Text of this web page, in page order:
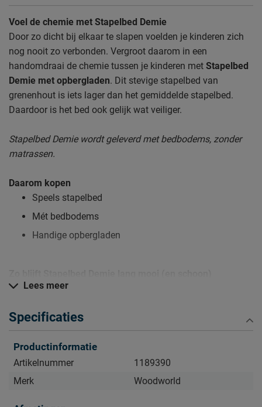
Voel de chemie met Stapelbed Demie
Door zo dicht bij elkaar te slapen voelden je kinderen zich
nog nooit zo verbonden. Vergroot daarom in een
handomdraai de chemie tussen je kinderen met Stapelbed
Demie met opbergladen. Dit stevige stapelbed van
grenenhout is iets lager dan het gemiddelde stapelbed.
Daardoor is het bed ook gelijk wat veiliger.
Stapelbed Demie wordt geleverd met bedbodems, zonder
matrassen.
Daarom kopen
Speels stapelbed
Mét bedbodems
Handige opbergladen
Kijk bij het kopje ‘Goed om te weten’ om alle tips & tricks te
Lees meer
Specificaties
Productinformatie
Artikelnummer
1189390
Merk
Woodworld